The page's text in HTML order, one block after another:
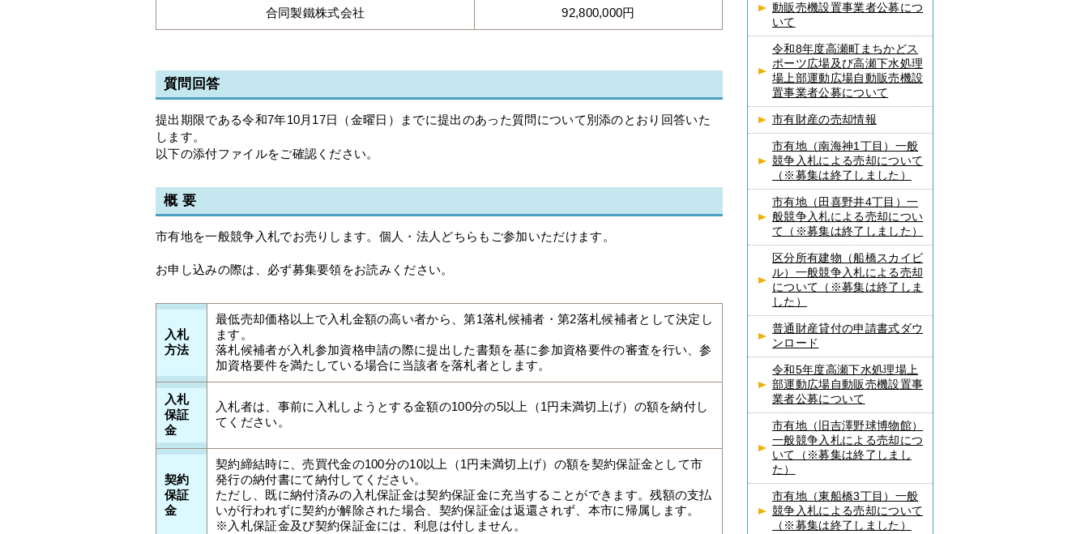
合同製鐵株式会社 92,800,000円
質問回答
提出期限である令和7年10月17日（金曜日）までに提出のあった質問について別添のとおり回答いた
します。
以下の添付ファイルをご確認ください。
概 要
市有地を一般競争入札でお売りします。個人・法人どちらもご参加いただけます。
お申し込みの際は、必ず募集要領をお読みください。
入札
方法
最低売却価格以上で入札金額の高い者から、第1落札候補者・第2落札候補者として決定し
ます。
落札候補者が入札参加資格申請の際に提出した書類を基に参加資格要件の審査を行い、参
加資格要件を満たしている場合に当該者を落札者とします。
入札
保証
金
入札者は、事前に入札しようとする金額の100分の5以上（1円未満切上げ）の額を納付し
てください。
契約
保証
金
契約締結時に、売買代金の100分の10以上（1円未満切上げ）の額を契約保証金として市
発行の納付書にて納付してください。
ただし、既に納付済みの入札保証金は契約保証金に充当することができます。残額の支払
いが行われずに契約が解除された場合、契約保証金は返還されず、本市に帰属します。
※入札保証金及び契約保証金には、利息は付しません。
動販売機設置事業者公募につ
いて
令和8年度高瀬町まちかどス
ポーツ広場及び高瀬下水処理
場上部運動広場自動販売機設
置事業者公募について
市有財産の売却情報
市有地（南海神1丁目）一般
競争入札による売却について
（※募集は終了しました）
市有地（田喜野井4丁目）一
般競争入札による売却につい
て（※募集は終了しました）
区分所有建物（船橋スカイビ
ル）一般競争入札による売却
について（※募集は終了しま
した）
普通財産貸付の申請書式ダウ
ンロード
令和5年度高瀬下水処理場上
部運動広場自動販売機設置事
業者公募について
市有地（旧吉澤野球博物館）
一般競争入札による売却につ
いて（※募集は終了しまし
た）
市有地（東船橋3丁目）一般
競争入札による売却について
（※募集は終了しました）